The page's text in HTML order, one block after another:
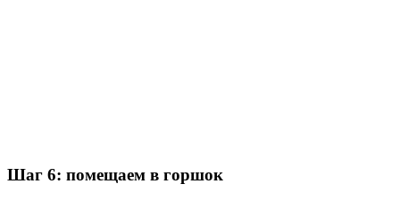
Шаг 6: помещаем в горшок